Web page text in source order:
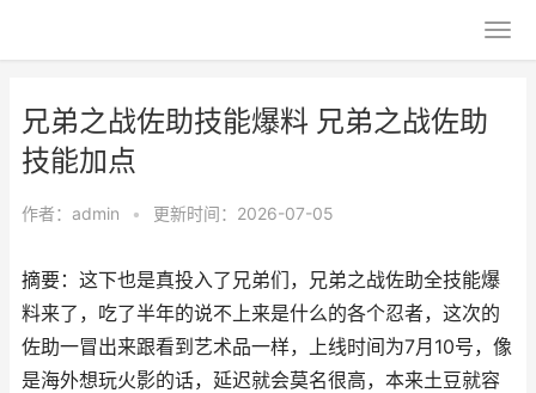
兄弟之战佐助技能爆料 兄弟之战佐助
技能加点
作者： admin • 更新时间：2026-07-05
摘要：这下也是真投入了兄弟们，兄弟之战佐助全技能爆
料来了，吃了半年的说不上来是什么的各个忍者，这次的
佐助一冒出来跟看到艺术品一样，上线时间为7月10号，像
是海外想玩火影的话，延迟就会莫名很高，本来土豆就容